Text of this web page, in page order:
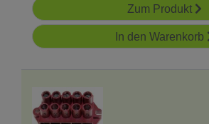
Zum Produkt
In den Warenkorb